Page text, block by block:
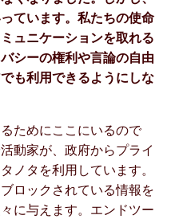
ています。私たちの使命
ュニケーションを取れる
シーの権利や言論の自由
も利用できるようにしな
ためにここにいるので
動家が、政府からプライ
ノタを利用しています。
ロックされている情報を
に与えます。エンドツー